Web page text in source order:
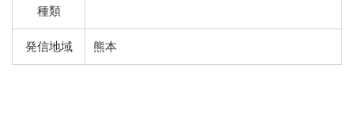
種類
発信地域 熊本